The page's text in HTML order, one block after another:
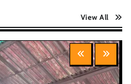
View All